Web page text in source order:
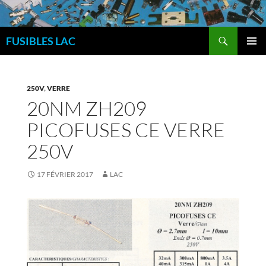
Aller
au
contenu
FUSIBLES LAC
250V,VERRE
20NM ZH209
PICOFUSES CE VERRE
250V
17 FÉVRIER 2017 LAC